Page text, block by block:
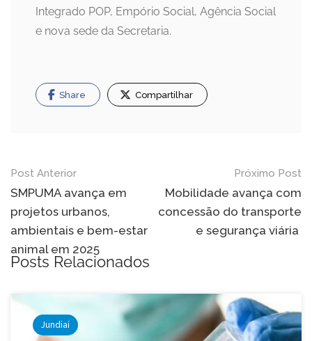
Integrado POP, Empório Social, Agência Social
e nova sede da Secretaria.
Share Compartilhar
Navegação
de
Post
Post Anterior
SMPUMA avança em
projetos urbanos,
ambientais e bem-estar
animal em 2025
Próximo Post
Mobilidade avança com
concessão do transporte
e segurança viária
Posts Relacionados
Jundiaí